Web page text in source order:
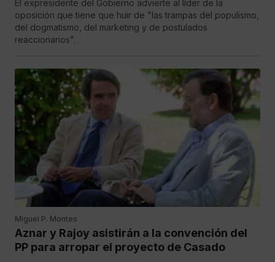
El expresidente del Gobierno advierte al líder de la
oposición que tiene que huir de "las trampas del populismo,
del dogmatismo, del marketing y de postulados
reaccionarios".
Miguel P. Montes
Aznar y Rajoy asistirán a la convención del
PP para arropar el proyecto de Casado